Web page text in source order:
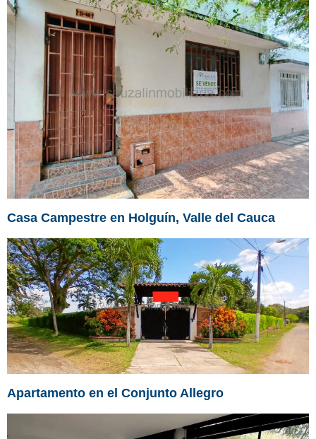
Casa Campestre en Holguín, Valle del Cauca
Apartamento en el Conjunto Allegro